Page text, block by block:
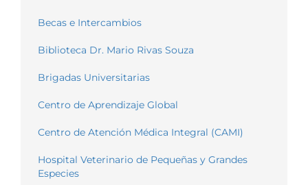
Becas e Intercambios
Biblioteca Dr. Mario Rivas Souza
Brigadas Universitarias
Centro de Aprendizaje Global
Centro de Atención Médica Integral (CAMI)
Hospital Veterinario de Pequeñas y Grandes
Especies